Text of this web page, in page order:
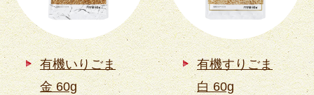
有機いりごま
金 60g
有機すりごま
白 60g